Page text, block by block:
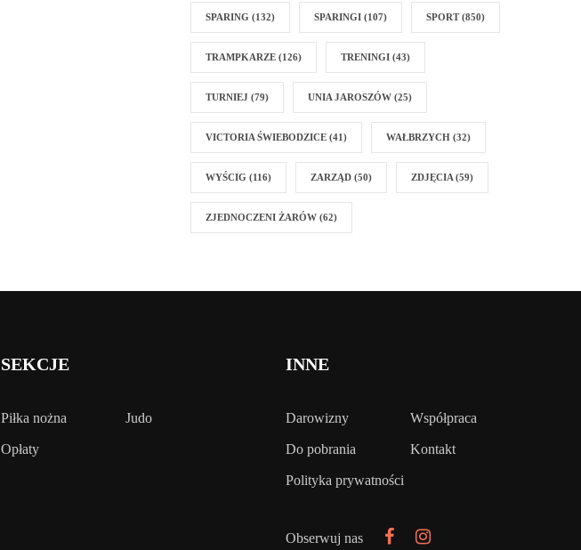
SPARING (132) SPARINGI (107) SPORT(850)
TRAMPKARZE (126) TRENINGI (43)
TURNIEJ (79) UNIA JAROSZÓW (25)
VICTORIA ŚWIEBODZICE (41) WAŁBRZYCH (32)
WYŚCIG (116) ZARZĄD (50) ZDJĘCIA (59)
ZJEDNOCZENI ŻARÓW (62)
SEKCJE
Piłka nożna Judo
Opłaty
INNE
Darowizny Współpraca
Do pobrania Kontakt
Polityka prywatności
Obserwuj nas